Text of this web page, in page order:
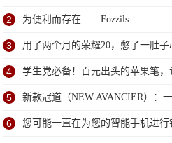
2 为便利而存在——Fozzils
3 用了两个月的荣耀20，憋了一肚
4 学生党必备！百元出头的苹果笔
5 新款冠道（NEW AVANCIER）：
6 您可能一直在为您的智能手机进